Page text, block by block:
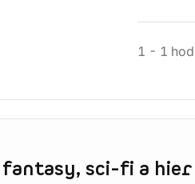
1 - 1
sci-fi a hier